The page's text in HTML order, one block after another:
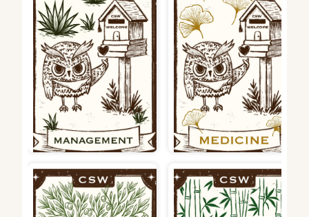
管院-龍舌蘭：極端環境堅強生
長下厚實葉片具儲水能力，象
徵高度與韌性。生命週期長，
象徵管院學生穩步前行，積蓄
與綻放自我。更常與龍舌蘭酒
製作聯想，需耐心、時間等待
方能提煉價值、醞釀。
醫學院：銀杏-果實保健延壽，
葉片於秋季黃金燦爛，杏林春
暖。